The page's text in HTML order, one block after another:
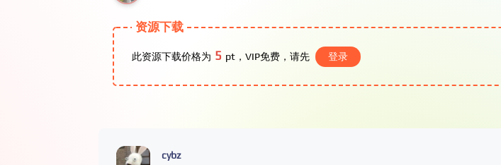
资源下载
此资源下载价格为 5 pt，VIP免费，请先 登录
cybz